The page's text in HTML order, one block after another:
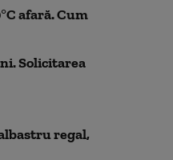
afară. Cum
Solicitarea
regal,